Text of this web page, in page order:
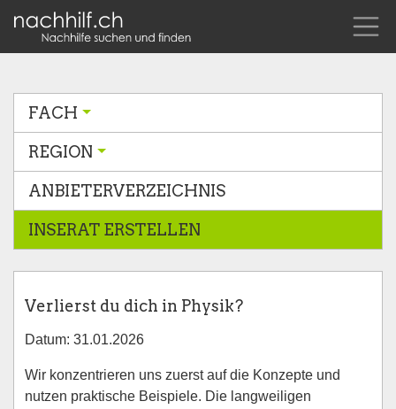
FACH
REGION
ANBIETERVERZEICHNIS
INSERAT ERSTELLEN
Verlierst du dich in Physik?
Datum: 31.01.2026
Wir konzentrieren uns zuerst auf die Konzepte und
nutzen praktische Beispiele. Die langweiligen